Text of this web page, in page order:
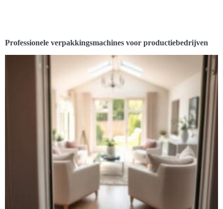
Professionele verpakkingsmachines voor productiebedrijven